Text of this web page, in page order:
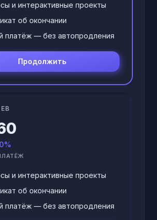
и интерактивные проекты
об окончании
платёж — без автопродления
Продолжить
и интерактивные проекты
об окончании
платёж — без автопродления